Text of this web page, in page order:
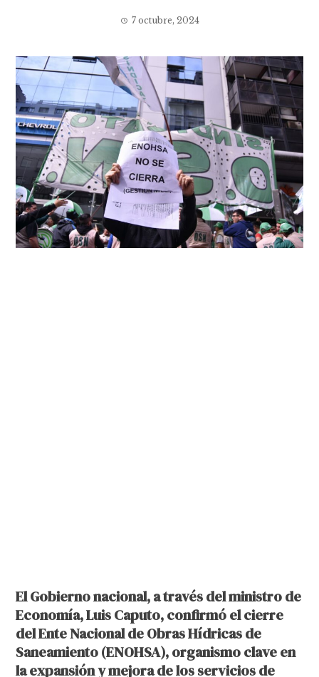
7 octubre, 2024
El Gobierno nacional, a través del ministro de
Economía, Luis Caputo, confirmó el cierre
del Ente Nacional de Obras Hídricas de
Saneamiento (ENOHSA), organismo clave en
la expansión y mejora de los servicios de